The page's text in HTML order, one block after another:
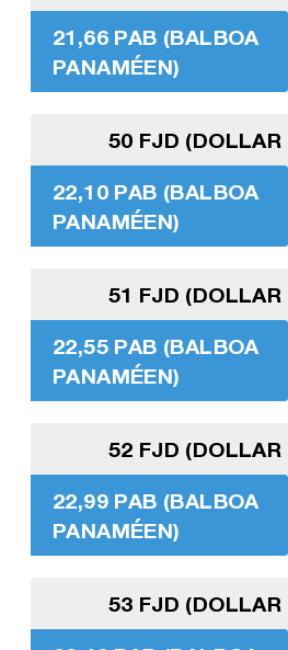
21,66 PAB (BALBOA
PANAMÉEN)
50 FJD (DOLLAR
22,10 PAB (BALBOA
PANAMÉEN)
51 FJD (DOLLAR
22,55 PAB (BALBOA
PANAMÉEN)
52 FJD (DOLLAR
22,99 PAB (BALBOA
PANAMÉEN)
53 FJD (DOLLAR